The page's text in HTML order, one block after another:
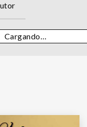
Cargando…